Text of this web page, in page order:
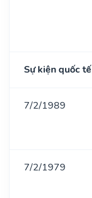
Sự kiện quốc tế
7/2/1989
7/2/1979